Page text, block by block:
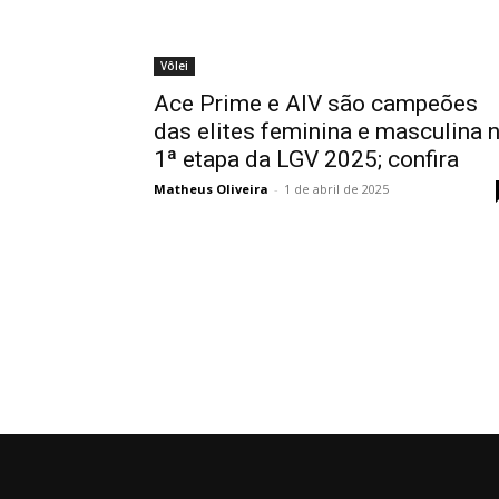
Vôlei
Ace Prime e AIV são campeões
das elites feminina e masculina
1ª etapa da LGV 2025; confira
Matheus Oliveira - 1 de abril de 2025